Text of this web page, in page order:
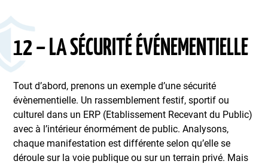
12 – LA SÉCURITÉ ÉVÉNEMENTIELLE
Tout d’abord, prenons un exemple d’une sécurité
évènementielle. Un rassemblement festif, sportif ou
culturel dans un ERP (Etablissement Recevant du Public)
avec à l’intérieur énormément de public. Analysons,
chaque manifestation est différente selon qu’elle se
déroule sur la voie publique ou sur un terrain privé. Mais